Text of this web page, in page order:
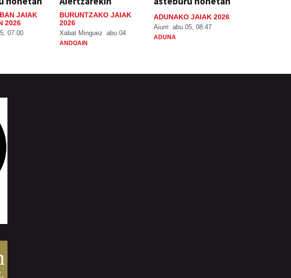
JAIAK
2026
07:00
BURUNTZAKO JAIAK
2026
Xabat Minguez abu 04
ANDOAIN
ADUNAKO JAIAK 2026
Aiurri abu 05, 08:47
ADUNA